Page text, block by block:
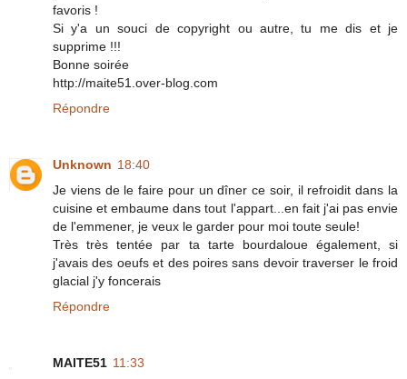
favoris !
Si y'a un souci de copyright ou autre, tu me dis et je
supprime !!!
Bonne soirée
http://maite51.over-blog.com
Répondre
Unknown 18:40
Je viens de le faire pour un dîner ce soir, il refroidit dans la
cuisine et embaume dans tout l'appart...en fait j'ai pas envie
de l'emmener, je veux le garder pour moi toute seule!
Très très tentée par ta tarte bourdaloue également, si
j'avais des oeufs et des poires sans devoir traverser le froid
glacial j'y foncerais
Répondre
MAITE51 11:33